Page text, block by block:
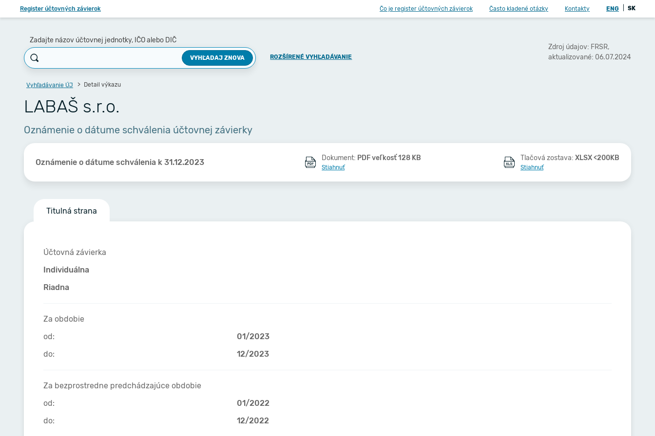
Register účtovných závierok Čo je register účtovných závierok Často kladené otázky Kontakty ENG SK
Zadajte názov účtovnej jednotky, IČO alebo DIČ
VYHĽADAJ ZNOVA ROZŠÍRENÉ VYHĽADÁVANIE
Zdroj údajov: FRSR,
aktualizované: 06.07.2024
Vyhľadávanie ÚJ Detail výkazu
LABAŠ s.r.o.
Oznámenie o dátume schválenia účtovnej závierky
Oznámenie o dátume schválenia k 31.12.2023 Dokument: PDF veľkosť 128 KB
Stiahnuť
Tlačová zostava: XLSX <200KB
Stiahnuť
Titulná strana
Účtovná závierka
Individuálna
Riadna
Za obdobie
od:
01/2023
do:
12/2023
Za bezprostredne predchádzajúce obdobie
od:
01/2022
do:
12/2022